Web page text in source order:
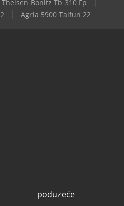
Theisen Bonitz Tb 310 Fp
Agria 5900 Taifun 22
poduzeće